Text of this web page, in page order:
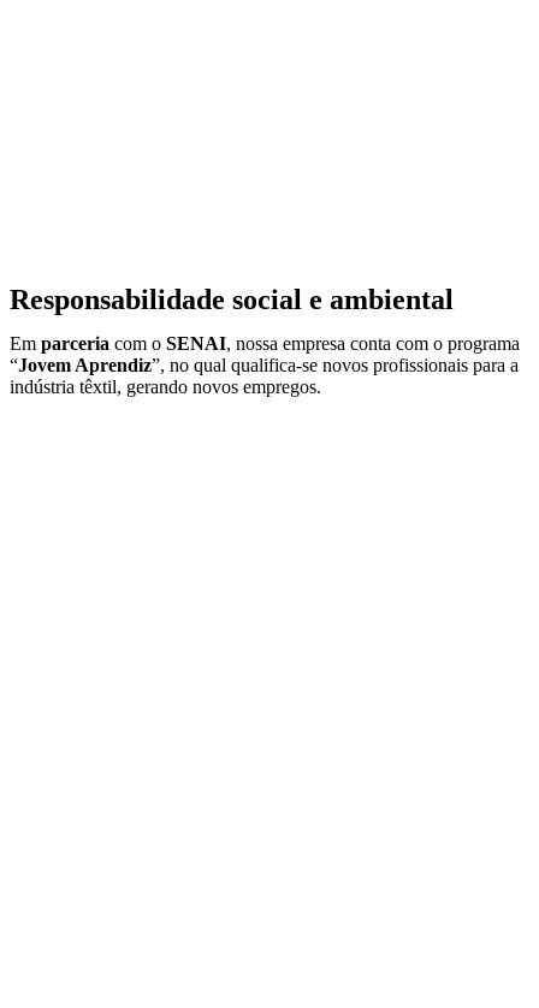
Responsabilidade social e ambiental
Em parceria com o SENAI, nossa empresa conta com o programa
“Jovem Aprendiz”, no qual qualifica-se novos profissionais para a
indústria têxtil, gerando novos empregos.